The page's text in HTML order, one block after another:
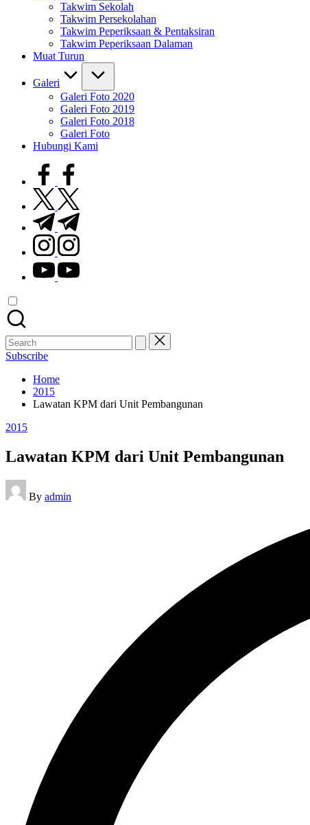
Takwim Sekolah
Takwim Persekolahan
Takwim Peperiksaan & Pentaksiran
Takwim Peperiksaan Dalaman
Muat Turun
Galeri
Galeri Foto 2020
Galeri Foto 2019
Galeri Foto 2018
Galeri Foto
Hubungi Kami
facebook.com
twitter.com
t.me
instagram.com
youtube.com
Search
for:
Subscribe
Home
2015
Lawatan KPM dari Unit Pembangunan
Posted
2015
Lawatan KPM dari Unit Pembangunan
Posted
by
By admin